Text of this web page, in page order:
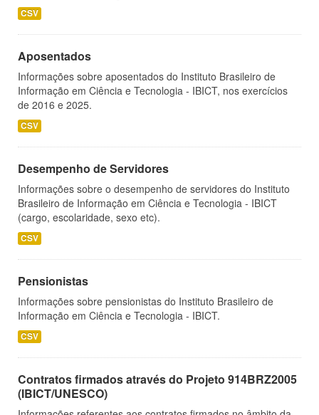
CSV
Aposentados
Informações sobre aposentados do Instituto Brasileiro de
Informação em Ciência e Tecnologia - IBICT, nos exercícios
de 2016 e 2025.
CSV
Desempenho de Servidores
Informações sobre o desempenho de servidores do Instituto
Brasileiro de Informação em Ciência e Tecnologia - IBICT
(cargo, escolaridade, sexo etc).
CSV
Pensionistas
Informações sobre pensionistas do Instituto Brasileiro de
Informação em Ciência e Tecnologia - IBICT.
CSV
Contratos firmados através do Projeto 914BRZ2005
(IBICT/UNESCO)